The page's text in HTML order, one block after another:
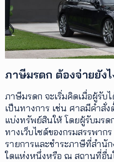
ภาษีมรดก ต้องจ่ายยังไ
ภาษีมรดก จะเริ่มคิดเมื่อผู้รับ
เป็นทางการ เช่น ศาลมีคำสั่
แบ่งทรัพย์สินให้ โดยผู้รับมรด
ทางเว็บไซต์ของกรมสรรพาก
รายการและชำระภาษีที่สำนั
ใดแห่งหนึ่งหรือ ณ สถานที่อื่